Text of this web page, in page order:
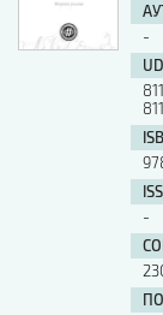
-
-